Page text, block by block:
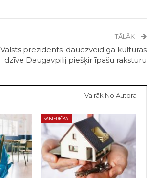
TĀLĀK
Valsts prezidents: daudzveidīgā kultūras
dzīve Daugavpilij piešķir īpašu raksturu
Vairāk No Autora
SABIEDRĪBA